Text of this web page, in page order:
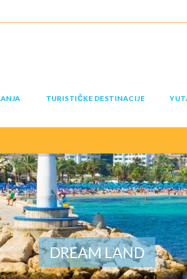
TURISTIČKE DESTINACIJE
DREAM LAND